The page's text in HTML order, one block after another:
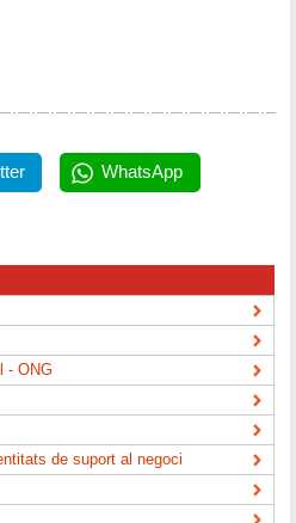
WhatsApp
- ONG
de suport al negoci